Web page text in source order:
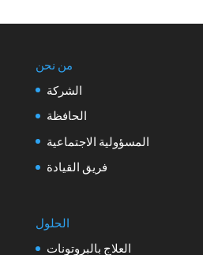
من نحن
الشركة
الحافظة
المسؤولية الاجتماعية
فريق القيادة
الحلول
العلاج بالبروتونات